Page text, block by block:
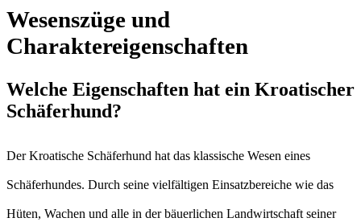
Wesenszüge und
Charaktereigenschaften
Welche Eigenschaften hat ein Kroatischer
Schäferhund?
Der Kroatische Schäferhund hat das klassische Wesen eines
Schäferhundes. Durch seine vielfältigen Einsatzbereiche wie das
Hüten, Wachen und alle in der bäuerlichen Landwirtschaft seiner